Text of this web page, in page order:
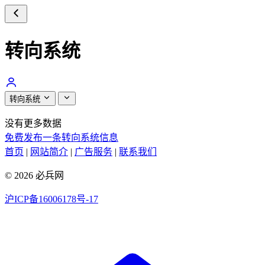
转向系统
转向系统
没有更多数据
免费发布一条转向系统信息
首页 | 网站简介 | 广告服务 | 联系我们
© 2026 必兵网
沪ICP备16006178号-17